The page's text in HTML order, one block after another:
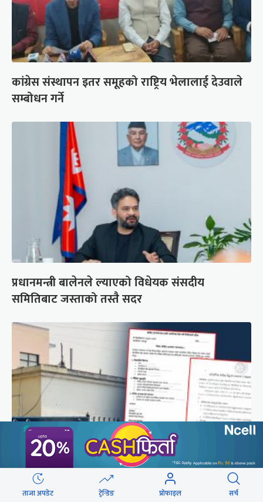
कांग्रेस संस्थापन इतर समूहको राष्ट्रिय भेलालाई देउवाले
सम्बोधन गर्ने
प्रधानमन्त्री बालेनले ल्याएको विधेयक संसदीय
समितिबाट जस्ताको तस्तै सदर
शैक्षिक क्रेडिट बैंक : विदेशमा अध्ययन पूरा नगरी फर्किए
ताजा अपडेट ट्रेन्डिङ प्रोफाइल सर्च